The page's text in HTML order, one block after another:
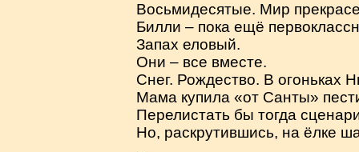
Восьмидесятые. Мир
Билли – пока ещё
Запах еловый.
Они – все вместе.
Снег. Рождество. В огоньках
Мама купила «от Санты»
Перелистать бы тогда
Но, раскрутившись, на ёлке